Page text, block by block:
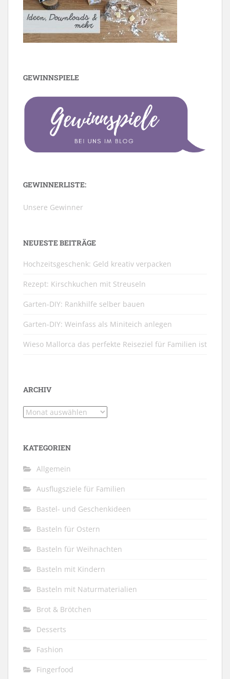
GEWINNSPIELE
GEWINNERLISTE:
Unsere Gewinner
NEUESTE BEITRÄGE
Hochzeitsgeschenk: Geld kreativ verpacken
Rezept: Kirschkuchen mit Streuseln
Garten-DIY: Rankhilfe selber bauen
Garten-DIY: Weinfass als Miniteich anlegen
Wieso Mallorca das perfekte Reiseziel für Familien ist
ARCHIV
Archiv
KATEGORIEN
Allgemein
Ausflugsziele für Familien
Bastel- und Geschenkideen
Basteln für Ostern
Basteln für Weihnachten
Basteln mit Kindern
Basteln mit Naturmaterialien
Brot & Brötchen
Desserts
Fashion
Fingerfood